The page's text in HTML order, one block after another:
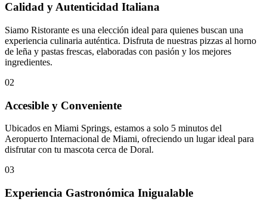
Calidad y Autenticidad Italiana
Siamo Ristorante es una elección ideal para quienes buscan una
experiencia culinaria auténtica. Disfruta de nuestras pizzas al horno
de leña y pastas frescas, elaboradas con pasión y los mejores
ingredientes.
02
Accesible y Conveniente
Ubicados en Miami Springs, estamos a solo 5 minutos del
Aeropuerto Internacional de Miami, ofreciendo un lugar ideal para
disfrutar con tu mascota cerca de Doral.
03
Experiencia Gastronómica Inigualable